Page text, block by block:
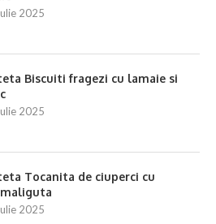
2025
Biscuiti fragezi cu lamaie si
2025
Tocanita de ciuperci cu
2025